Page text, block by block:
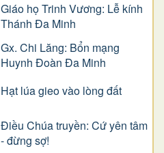
Giáo họ Trinh Vương: Lễ kính
Thánh Đa Minh
Gx. Chi Lăng: Bổn mạng
Huynh Đoàn Đa Minh
Hạt lúa gieo vào lòng đất
Điều Chúa truyền: Cứ yên tâm
- đừng sợ!